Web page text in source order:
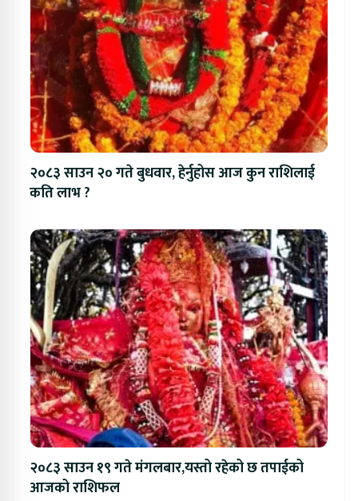
२०८३ साउन २० गते बुधवार, हेर्नुहोस आज कुन राशिलाई
कति लाभ ?
२०८३ साउन १९ गते मंगलबार,यस्तो रहेको छ तपाईको
आजको राशिफल